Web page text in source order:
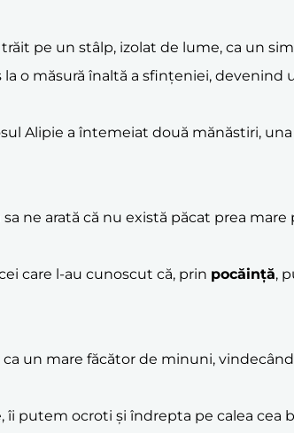
pe un stâlp, izolat de lume, ca un
la o măsură înaltă a sfințeniei, devenind
Alipie a întemeiat două mănăstiri,
ne arată că nu există păcat prea
care l-au cunoscut că, prin pocăință,
un mare făcător de minuni,
îi putem ocroti și îndrepta pe calea cea